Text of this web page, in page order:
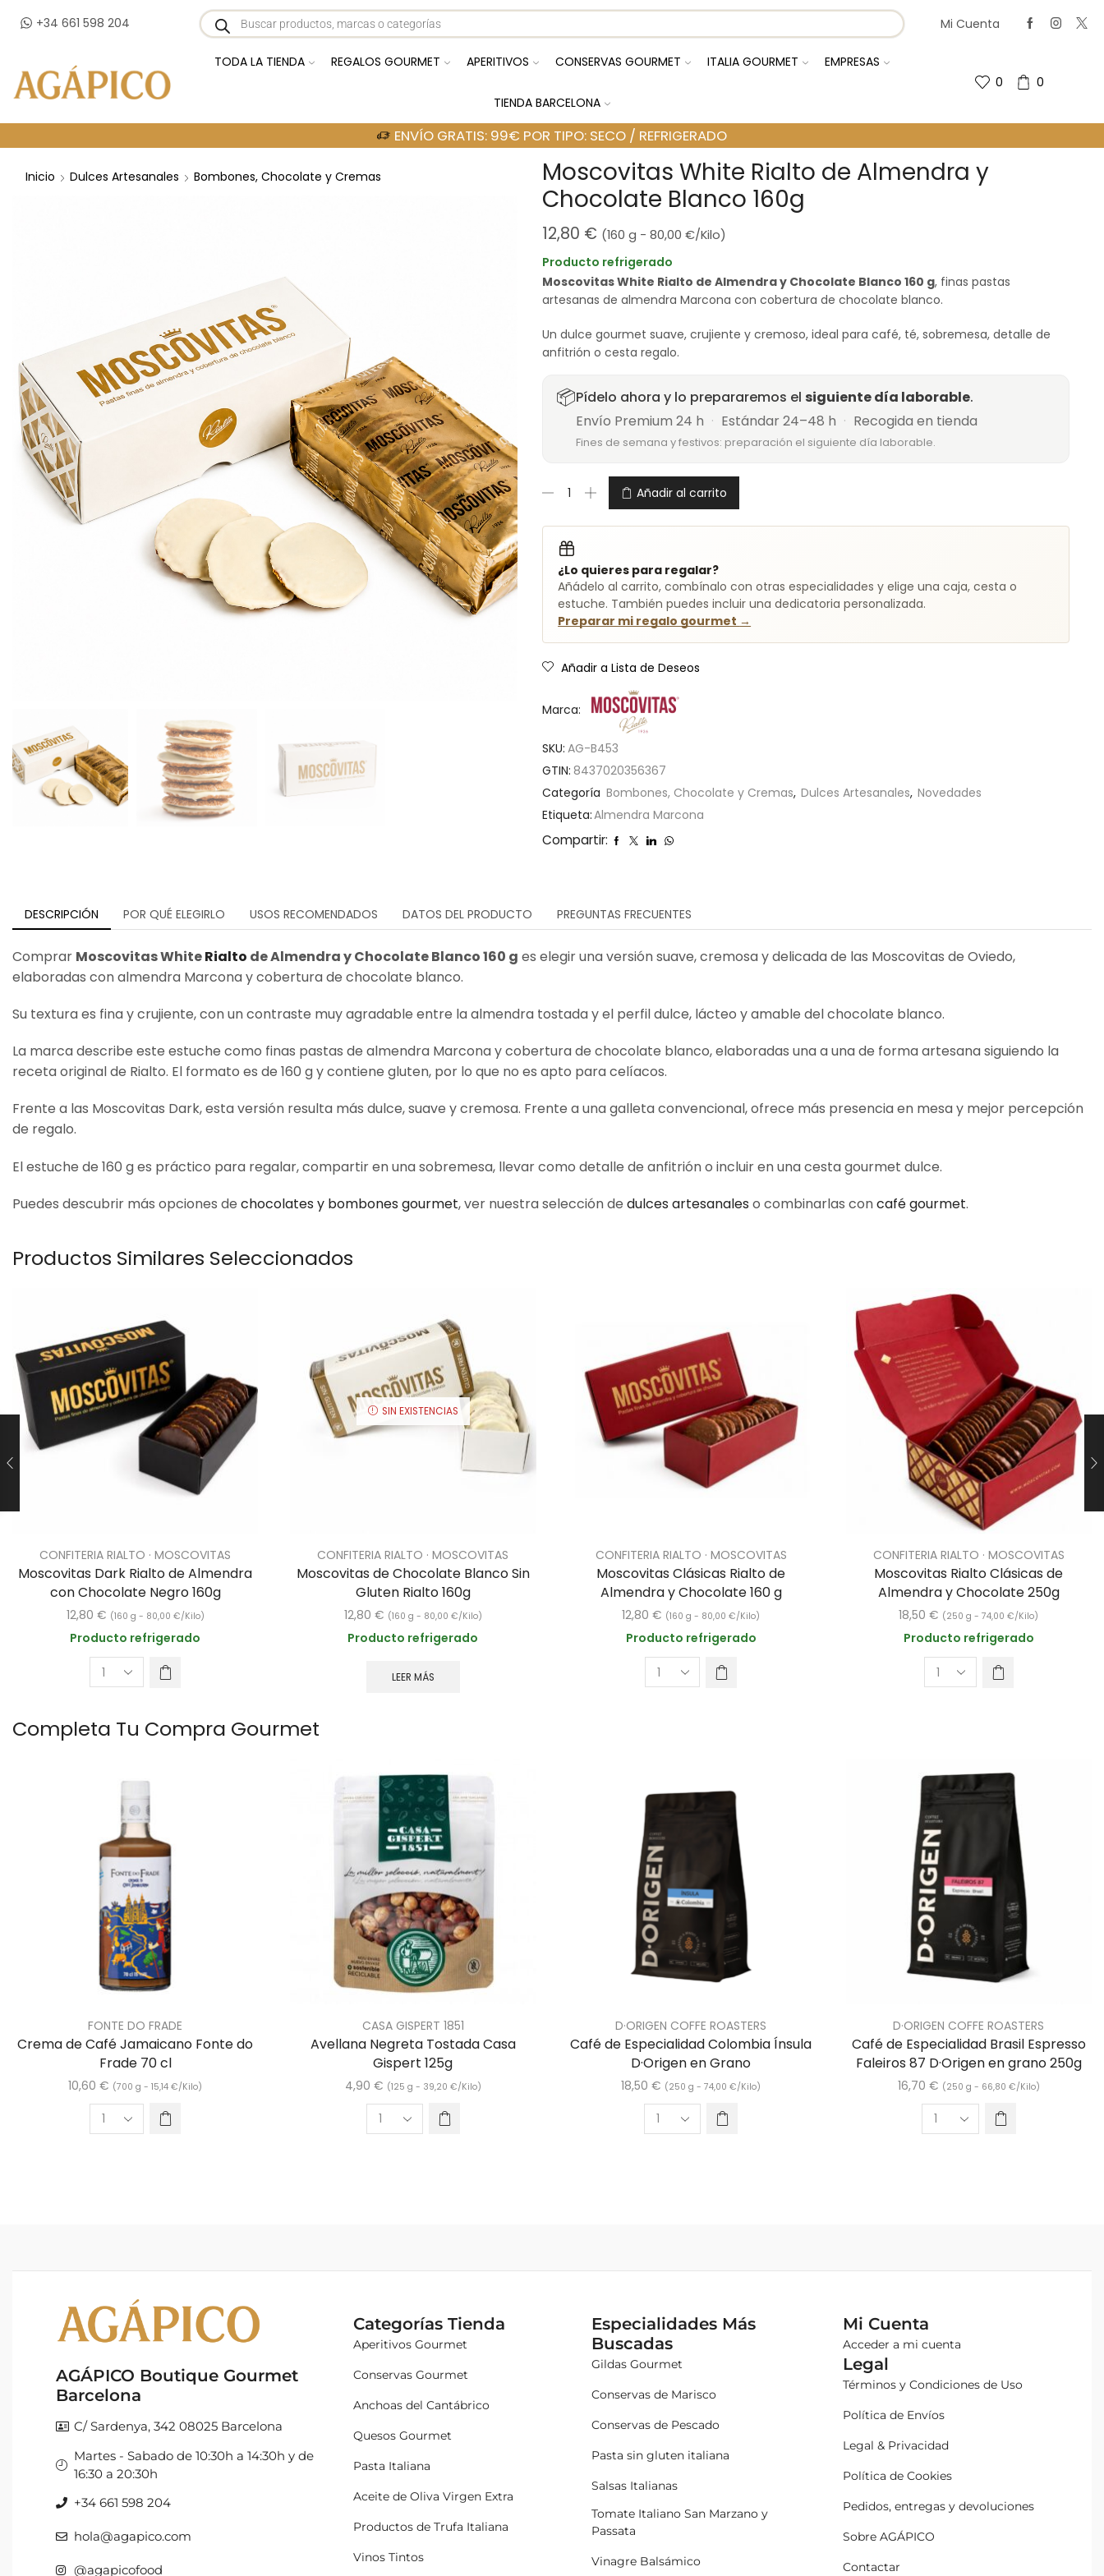
+34 661 598 204 Mi Cuenta
TODA LA TIENDA REGALOS GOURMET APERITIVOS CONSERVAS GOURMET ITALIA GOURMET EMPRESAS
TIENDA BARCELONA
0 0
ENVÍO GRATIS: 99€ POR TIPO: SECO / REFRIGERADO
Inicio Dulces Artesanales Bombones, Chocolate y Cremas
Moscovitas White Rialto de Almendra y
Chocolate Blanco 160g
12,80 € (160 g -80,00€/Kilo)
Producto refrigerado
Moscovitas White Rialto de Almendra y Chocolate Blanco 160 g, finas pastas
artesanas de almendra Marcona con cobertura de chocolate blanco.
Un dulce gourmet suave, crujiente y cremoso, ideal para café, té, sobremesa, detalle de
anfitrión o cesta regalo.
📦Pídelo ahora y lo prepararemos el siguiente día laborable.
Envío Premium 24 h · Estándar 24–48 h · Recogida en tienda
Fines de semana y festivos: preparación el siguiente día laborable.
Añadir al carrito
¿Lo quieres para regalar?
Añádelo al carrito, combínalo con otras especialidades y elige una caja, cesta o
estuche. También puedes incluir una dedicatoria personalizada.
Preparar mi regalo gourmet →
Añadir a Lista de Deseos
Marca:
SKU: AG-B453
GTIN: 8437020356367
Categoría Bombones, Chocolate y Cremas, Dulces Artesanales, Novedades
Etiqueta:Almendra Marcona
Compartir:
DESCRIPCIÓN POR QUÉ ELEGIRLO USOS RECOMENDADOS DATOS DEL PRODUCTO PREGUNTAS FRECUENTES
Comprar Moscovitas WhiteRialto de Almendra y Chocolate Blanco 160 g es elegir una versión suave, cremosa y delicada de las Moscovitas de Oviedo,
elaboradas con almendra Marcona y cobertura de chocolate blanco.
Su textura es fina y crujiente, con un contraste muy agradable entre la almendra tostada y el perfil dulce, lácteo y amable del chocolate blanco.
La marca describe este estuche como finas pastas de almendra Marcona y cobertura de chocolate blanco, elaboradas una a una de forma artesana siguiendo la
receta original de Rialto. El formato es de 160 g y contiene gluten, por lo que no es apto para celíacos.
Frente a las Moscovitas Dark, esta versión resulta más dulce, suave y cremosa. Frente a una galleta convencional, ofrece más presencia en mesa y mejor percepción
de regalo.
El estuche de 160 g es práctico para regalar, compartir en una sobremesa, llevar como detalle de anfitrión o incluir en una cesta gourmet dulce.
Puedes descubrir más opciones de chocolates y bombones gourmet, ver nuestra selección de dulces artesanales o combinarlas concafé gourmet.
Productos Similares Seleccionados
CONFITERIA RIALTO · MOSCOVITAS
Moscovitas Dark Rialto de Almendra
con Chocolate Negro 160g
12,80 € (160 g - 80,00 €/Kilo)
Producto refrigerado
SIN EXISTENCIAS
CONFITERIA RIALTO · MOSCOVITAS
Moscovitas de Chocolate Blanco Sin
Gluten Rialto 160g
12,80 € (160 g - 80,00 €/Kilo)
Producto refrigerado
LEER MÁS
CONFITERIA RIALTO · MOSCOVITAS
Moscovitas Clásicas Rialto de
Almendra y Chocolate 160 g
12,80€ (160 g - 80,00€/Kilo)
Producto refrigerado
CONFITERIA RIALTO · MOSCOVITAS
Moscovitas Rialto Clásicas de
Almendra y Chocolate 250g
18,50€ (250 g -74,00€/Kilo)
Producto refrigerado
Completa Tu Compra Gourmet
FONTE DO FRADE
Crema de Café Jamaicano Fonte do
Frade 70 cl
10,60€ (700 g -15,14€/Kilo)
CASA GISPERT 1851
Avellana Negreta Tostada Casa
Gispert 125g
4,90 € (125 g - 39,20 €/Kilo)
D·ORIGEN COFFE ROASTERS
Café de Especialidad Colombia Ínsula
D·Origen en Grano
18,50€ (250 g -74,00€/Kilo)
D·ORIGEN COFFE ROASTERS
Café de Especialidad Brasil Espresso
Faleiros 87 D·Origen en grano 250g
16,70 € (250 g - 66,80 €/Kilo)
AGÁPICO Boutique Gourmet
Barcelona
C/ Sardenya, 342 08025 Barcelona
Martes - Sabado de 10:30h a 14:30h y de
16:30 a 20:30h
+34 661 598 204
hola@agapico.com
@agapicofood
Categorías Tienda
Aperitivos Gourmet
Conservas Gourmet
Anchoas del Cantábrico
Quesos Gourmet
Pasta Italiana
Aceite de Oliva Virgen Extra
Productos de Trufa Italiana
Vinos Tintos
Especialidades Más
Buscadas
Gildas Gourmet
Conservas de Marisco
Conservas de Pescado
Pasta sin gluten italiana
Salsas Italianas
Tomate Italiano San Marzano y
Passata
Vinagre Balsámico
Mi Cuenta
Acceder a mi cuenta
Legal
Términos y Condiciones de Uso
Política de Envíos
Legal & Privacidad
Política de Cookies
Pedidos, entregas y devoluciones
Sobre AGÁPICO
Contactar